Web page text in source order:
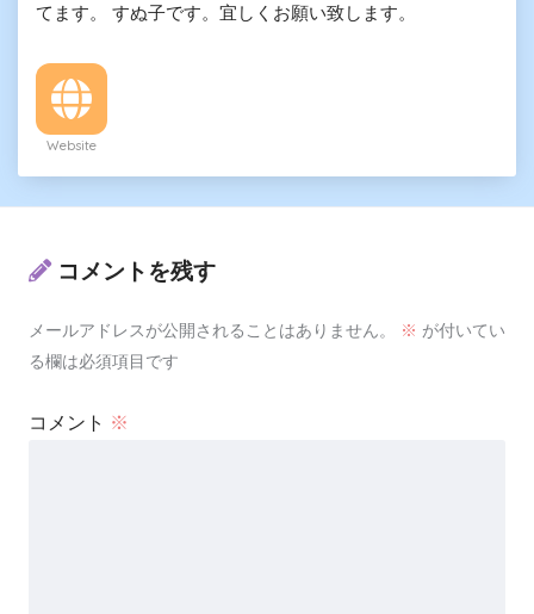
てます。 すぬ子です。宜しくお願い致します。
Website
コメントを残す
メールアドレスが公開されることはありません。 ※ が付いてい
る欄は必須項目です
コメント ※